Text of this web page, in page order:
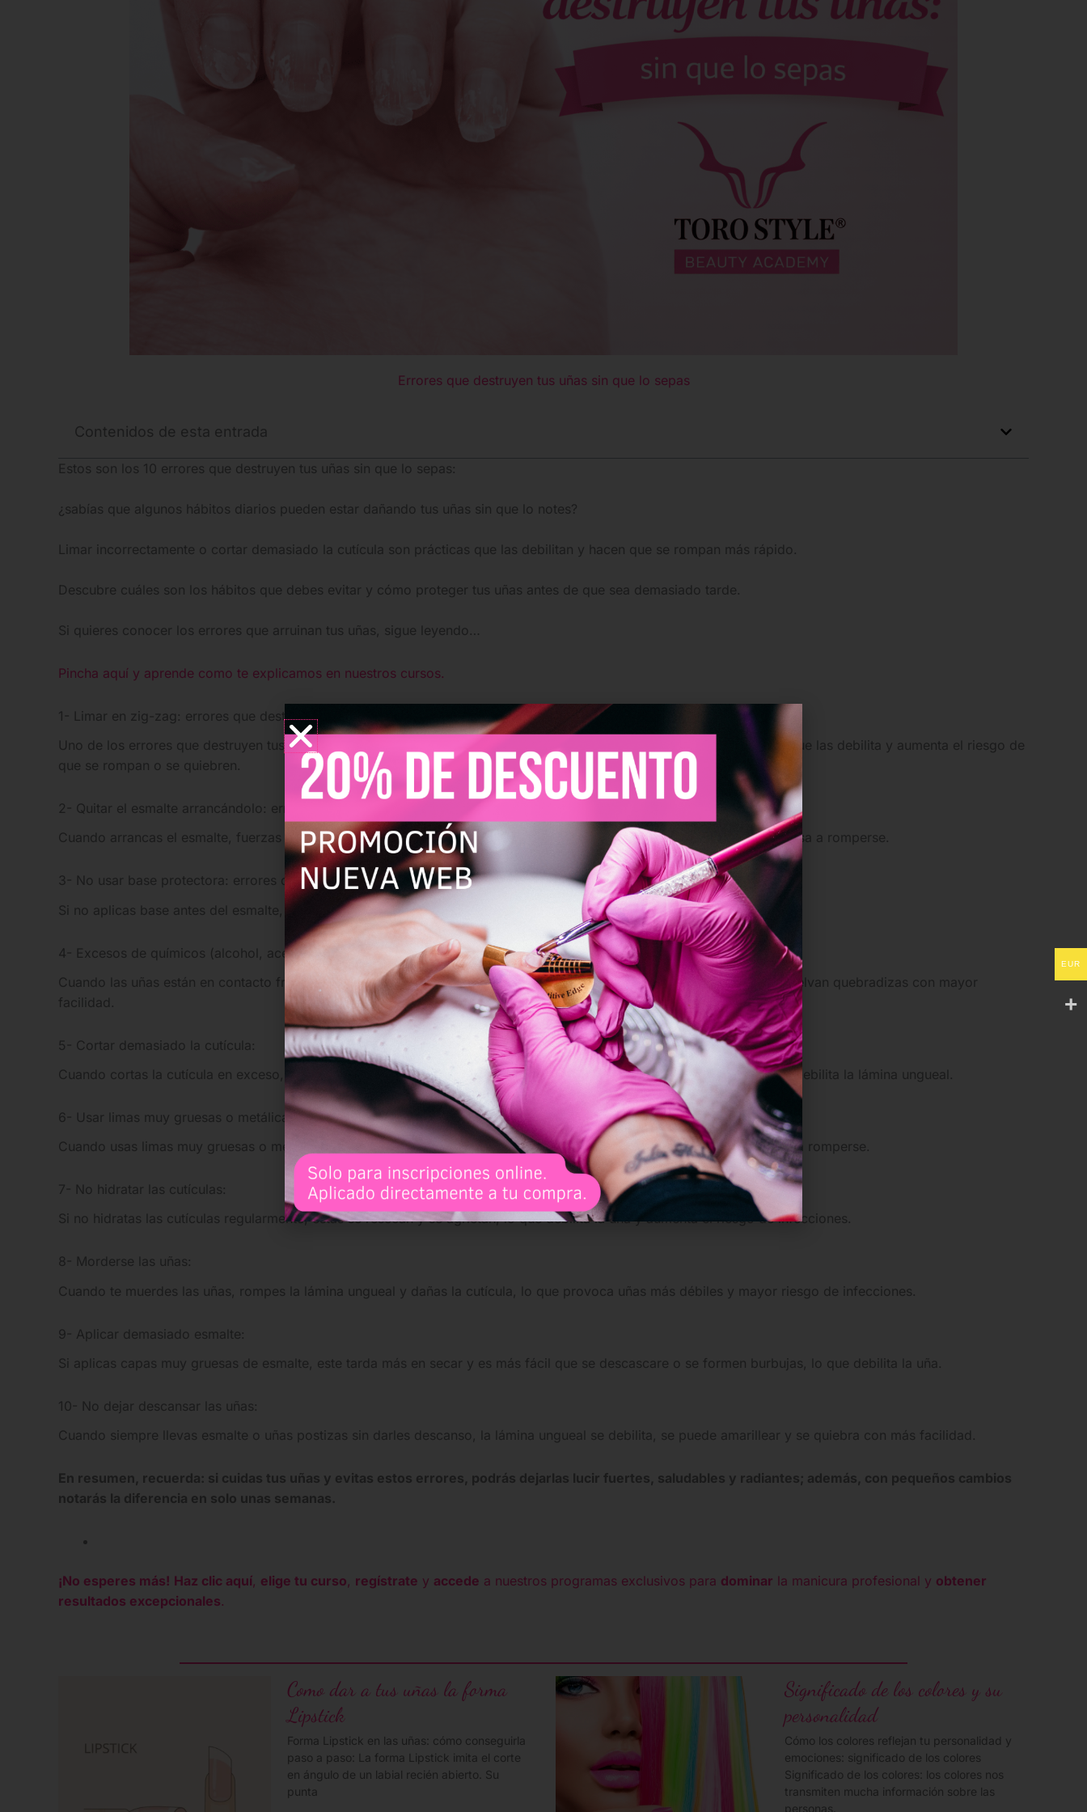
Errores que destruyen tus uñas sin que lo sepas
Contenidos de esta entrada
Estos son los 10 errores que destruyen tus uñas sin que lo sepas:
¿sabías que algunos hábitos diarios pueden estar dañando tus uñas sin que lo notes?
Limar incorrectamente o cortar demasiado la cutícula son prácticas que las debilitan y hacen que se rompan más rápido.
Descubre cuáles son los hábitos que debes evitar y cómo proteger tus uñas antes de que sea demasiado tarde.
Si quieres conocer los errores que arruinan tus uñas, sigue leyendo…
Pincha aquí y aprende como te explicamos en nuestros cursos.
1- Limar en zig-zag: errores que destruyen tus uñas
Uno de los errores que destruyen tus uñas es limarlas en zig-zag, ya que se crean pequeñas grietas en la superficie, lo que las debilita y aumenta el riesgo de
que se rompan o se quiebren.
2- Quitar el esmalte arrancándolo: errores que destruyen tus uñas
Cuando arrancas el esmalte, fuerzas la uña natural y levantas capas de queratina, lo que la debilita y la hace más propensa a romperse.
3- No usar base protectora: errores que destruyen tus uñas
Si no aplicas base antes del esmalte, los pigmentos pueden manchar la uña y reducir su resistencia, dejándola más frágil.
4- Excesos de químicos (alcohol, acetona):
Cuando las uñas están en contacto frecuente con químicos, se resecan y debilitan, lo que provoca que se partan o se vuelvan quebradizas con mayor
facilidad.
5- Cortar demasiado la cutícula:
Cuando cortas la cutícula en exceso, eliminas la barrera protectora de la uña, lo que aumenta el riesgo de infecciones y debilita la lámina ungueal.
6- Usar limas muy gruesas o metálicas:
Cuando usas limas muy gruesas o metálicas, desgastas la uña de manera excesiva, lo que la deja frágil y más propensa a romperse.
7- No hidratar las cutículas:
Si no hidratas las cutículas regularmente, estas se resecan y se agrietan, lo que debilita la uña y aumenta el riesgo de infecciones.
8- Morderse las uñas:
Cuando te muerdes las uñas, rompes la lámina ungueal y dañas la cutícula, lo que provoca uñas más débiles y mayor riesgo de infecciones.
9- Aplicar demasiado esmalte:
Si aplicas capas muy gruesas de esmalte, este tarda más en secar y es más fácil que se descascare o se formen burbujas, lo que debilita la uña.
10- No dejar descansar las uñas:
Cuando siempre llevas esmalte o uñas postizas sin darles descanso, la lámina ungueal se debilita, se puede amarillear y se quiebra con más facilidad.
En resumen, recuerda: si cuidas tus uñas y evitas estos errores, podrás dejarlas lucir fuertes, saludables y radiantes; además, con pequeños cambios
notarás la diferencia en solo unas semanas.
¡No esperes más! Haz clic aquí, elige tu curso, regístrate y accede a nuestros programas exclusivos para dominar la manicura profesional y obtener
resultados excepcionales.
Como dar a tus uñas la forma
Lipstick
Forma Lipstick en las uñas: cómo conseguirla
paso a paso: La forma Lipstick imita el corte
en ángulo de un labial recién abierto. Su
punta
Significado de los colores y su
personalidad
Cómo los colores reflejan tu personalidad y
emociones: significado de los colores
Significado de los colores: los colores nos
transmiten mucha información sobre las
personas.
EUR